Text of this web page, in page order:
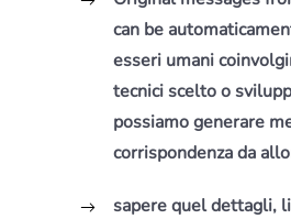
can be
esseri umani
tecnici scelto o
possiamo generare
corrispondenza da
sapere quel dettagli,